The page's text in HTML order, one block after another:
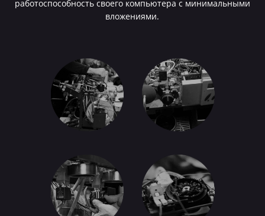
работоспособность своего компьютера с минимальными
вложениями.